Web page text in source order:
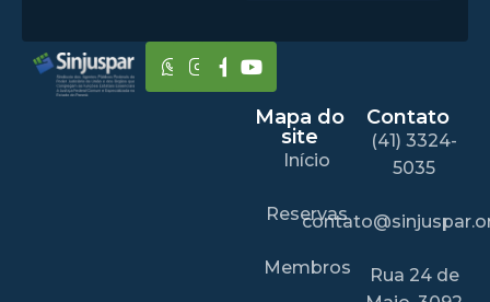
Mapa do
site
Início
Reservas
Membros
Contato
(41) 3324-
5035
Rua 24 de